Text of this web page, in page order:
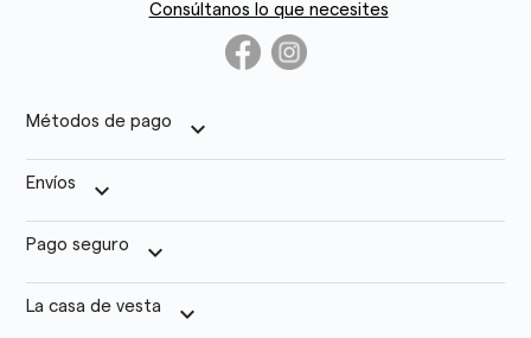
Consúltanos lo que necesites
Métodos de pago keyboard_arrow_down
Envíos keyboard_arrow_down
Pago seguro keyboard_arrow_down
La casa de vesta keyboard_arrow_down